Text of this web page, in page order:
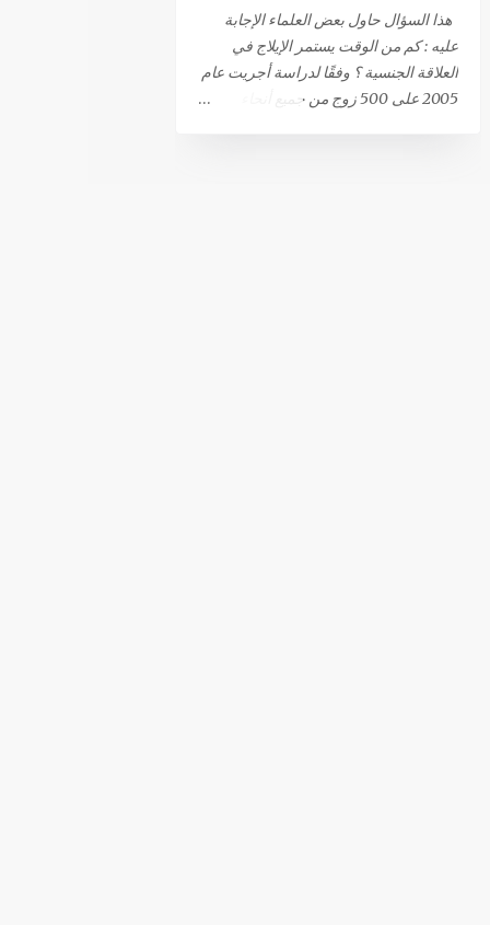
أهم أسباب القذف بدون النشوة الجنسية.
من المحتمل أيضًا أن الذهاب إلى المرحاض
أو ملامسة الحشفة للملابس قد تؤدي إلى
هذا السؤال حاول بعض العلماء الإجابة
عليه : كم من الوقت يستمر الإيلاج في
العلاقة الجنسية ؟ وفقًا لدراسة أجريت عام
2005 على 500 زوج من جميع أنحاء